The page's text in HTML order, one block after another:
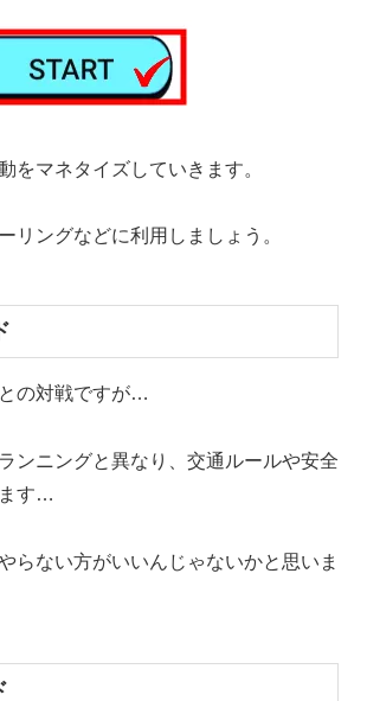
をマネタイズしていきます。
リングなどに利用しましょう。
の対戦ですが…
ンニングと異なり、交通ルールや安全
す…
らない方がいいんじゃないかと思いま